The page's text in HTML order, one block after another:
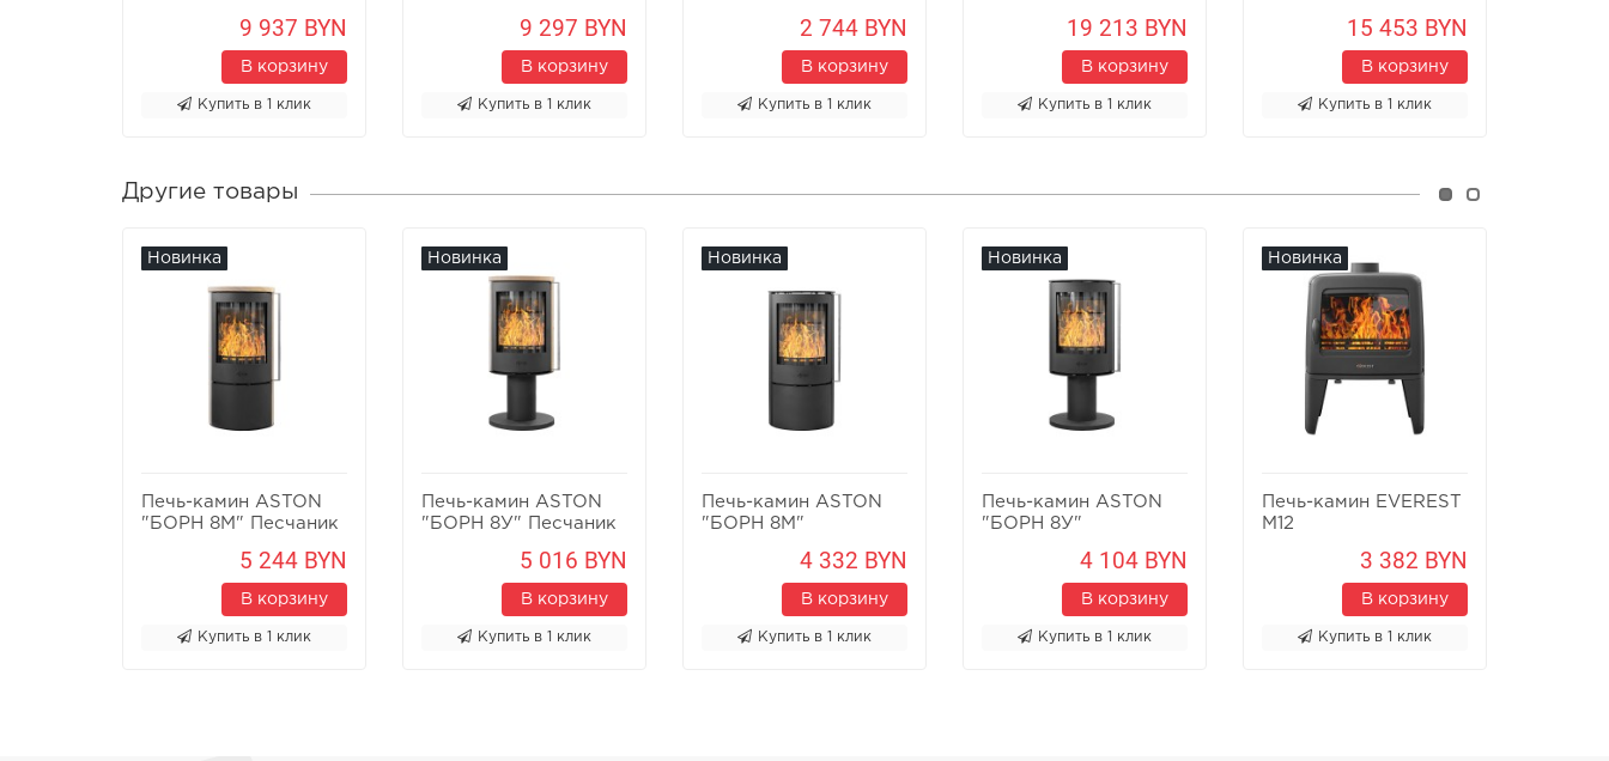
9 937 BYN
В корзину
Купить в 1 клик
9 297 BYN
В корзину
Купить в 1 клик
2 744 BYN
В корзину
Купить в 1 клик
19 213 BYN
В корзину
Купить в 1 клик
15 453 BYN
В корзину
Купить в 1 клик
Другие товары
Новинка
Печь-камин ASTON
"БОРН 8М" Песчаник
5 244 BYN
В корзину
Купить в 1 клик
Новинка
Печь-камин ASTON
"БОРН 8У" Песчаник
5 016 BYN
В корзину
Купить в 1 клик
Новинка
Печь-камин ASTON
"БОРН 8М"
4 332 BYN
В корзину
Купить в 1 клик
Новинка
Печь-камин ASTON
"БОРН 8У"
4 104 BYN
В корзину
Купить в 1 клик
Новинка
Печь-камин EVEREST
M12
3 382 BYN
В корзину
Купить в 1 клик